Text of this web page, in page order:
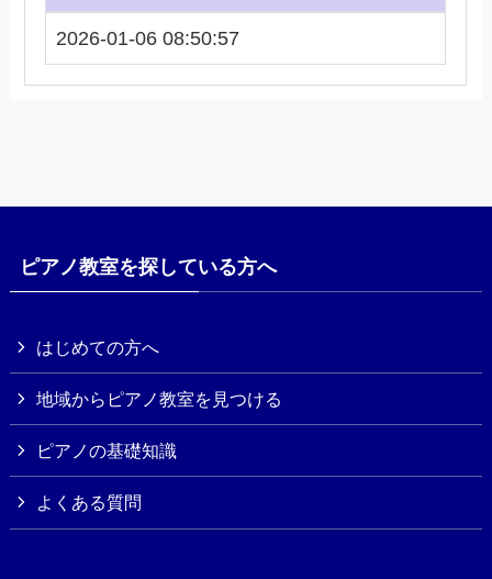
2026-01-06 08:50:57
ピアノ教室を探している方へ
はじめての方へ
地域からピアノ教室を見つける
ピアノの基礎知識
よくある質問